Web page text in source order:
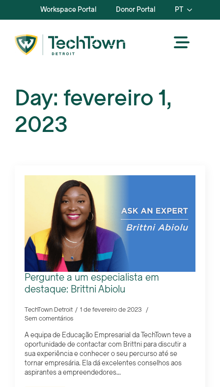
Workspace Portal Donor Portal PT
Day: fevereiro 1,
2023
Pergunte a um especialista em
destaque: Brittni Abiolu
TechTown Detroit
1 de fevereiro de 2023
Sem comentários
A equipa de Educação Empresarial da TechTown teve a
oportunidade de contactar com Brittni para discutir a
sua experiência e conhecer o seu percurso até se
tornar empresária. Ela dá excelentes conselhos aos
aspirantes a empreendedores...